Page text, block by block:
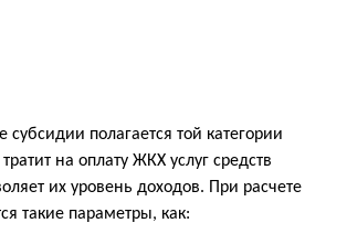
полагается той категории
на оплату ЖКХ услуг средств
их уровень доходов. При расчете
такие параметры, как: